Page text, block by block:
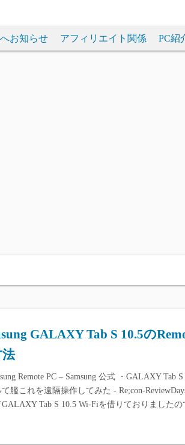
お知らせ アフィリエイト関係 PC紹
GALAXY Tab S 10.5の
法
Remote PC – Samsung 公式 ・GALAXY Tab
て艦これを遠隔操作してみた - Re;con-
GALAXY Tab S 10.5 Wi-Fiを借りておりました